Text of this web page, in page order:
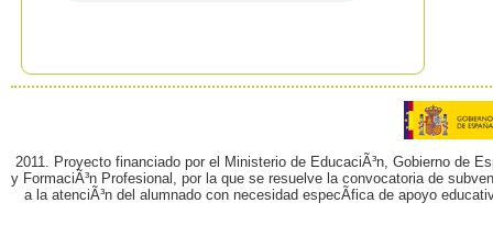
2011. Proyecto financiado por el Ministerio de EducaciÃ³n, Gobierno de
y FormaciÃ³n Profesional, por la que se resuelve la convocatoria de
a la atenciÃ³n del alumnado con necesidad especÃ­fica de apoyo